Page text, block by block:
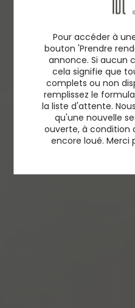
Pour accéder à
bouton 'Prendre
annonce. Si aucun
cela signifie que
complets ou non
remplissez le
la liste d'attente.
qu'une nouvelle
ouverte, à condition
encore loué. Merci